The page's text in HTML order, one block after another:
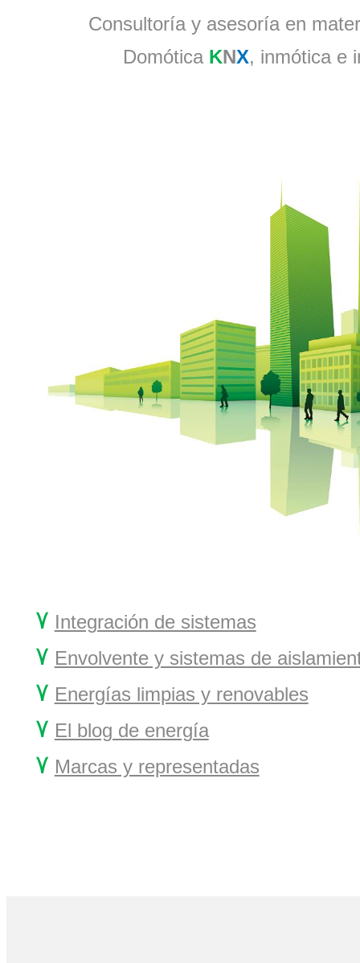
Consultoría y asesoría en
Domótica KNX, inmótica e
۷ Integración de sistemas
۷ Envolvente y sistemas de
۷ Energías limpias y renovables
۷ El blog de energía
۷ Marcas y representadas